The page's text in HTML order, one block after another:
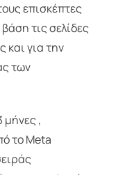
επισκέπτες
τις σελίδες
για την
των
μήνες ,
το Meta